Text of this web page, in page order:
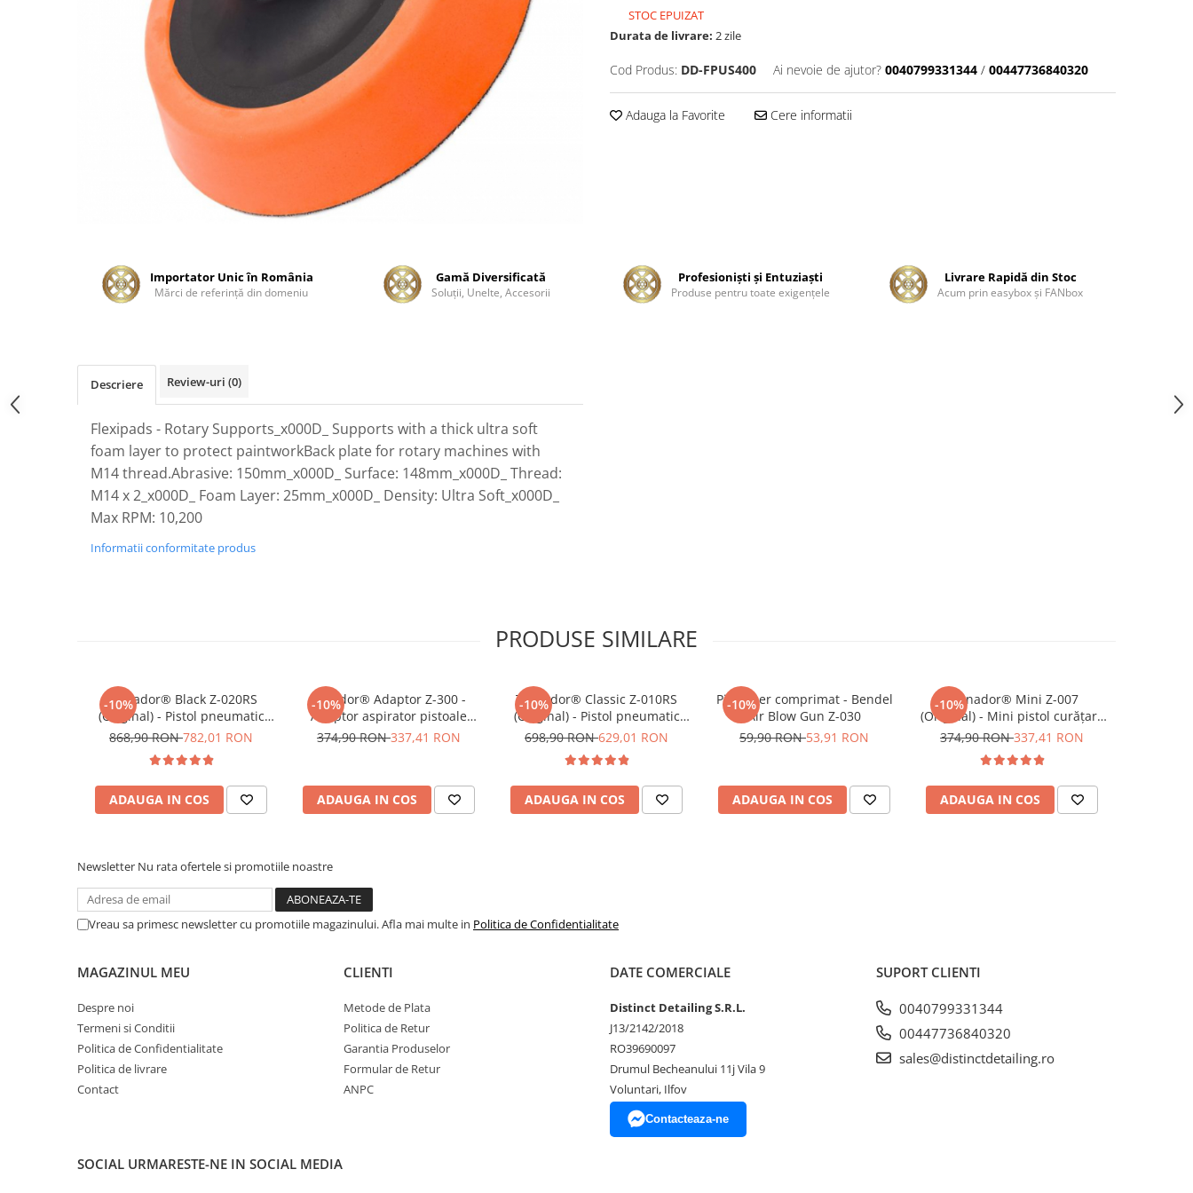
Paste Polish Gama Marină
Sealant şi Quick Detailer
Textile
Plastice
Tratamente şi Întreţinere
Prosoape Uscare
Lavete Microfibră
Aplicatoare Microfibră
Accesorii Detailing Auto
Pulverizatoare
Pensule şi Perii
Kit-uri Detailing
Seria PRO (5L & 25L)
Jante şi Anvelope
Compartiment Motor
Paint Protection Film (PPF)
Oferte Speciale
Detailing Outlet
Distinct Lifestyle
STOC EPUIZAT
Durata de livrare: 2 zile
Cod Produs: DD-FPUS400 Ai nevoie de ajutor? 0040799331344 / 00447736840320
Adauga la Favorite Cere informatii
Importator Unic în România
Mărci de referinţă din domeniu
Gamă Diversificată
Soluţii, Unelte, Accesorii
Profesionişti şi Entuziaşti
Produse pentru toate exigenţele
Livrare Rapidă din Stoc
Acum prin easybox şi FANbox
Descriere Review-uri (0)
Flexipads - Rotary Supports_x000D_ Supports with a thick ultra soft
foam layer to protect paintworkBack plate for rotary machines with
M14 thread.Abrasive: 150mm_x000D_ Surface: 148mm_x000D_ Thread:
M14 x 2_x000D_ Foam Layer: 25mm_x000D_ Density: Ultra Soft_x000D_
Max RPM: 10,200
Informatii conformitate produs
PRODUSE SIMILARE
-10%
Tornador® Black Z-020RS
(Original) - Pistol pneumatic
pentru curățare
868,90 RON782,01 RON
ADAUGA IN COS
-10%
Rotador® Adaptor Z-300 -
Adaptor aspirator pistoale
pneumatice seria RS
374,90 RON337,41 RON
ADAUGA IN COS
-10%
Tornador® Classic Z-010RS
(Original) - Pistol pneumatic
pentru curățare
698,90 RON629,01 RON
ADAUGA IN COS
-10%
Pistol aer comprimat - Bendel
Air Blow Gun Z-030
59,90 RON53,91 RON
ADAUGA IN COS
-10%
Tornador® Mini Z-007
(Original) - Mini pistol curățare
cu aer comprimat
374,90 RON337,41 RON
ADAUGA IN COS
Newsletter Nu rata ofertele si promotiile noastre
Vreau sa primesc newsletter cu promotiile magazinului. Afla mai multe in Politica de Confidentialitate
MAGAZINUL MEU
Despre noi
Termeni si Conditii
Politica de Confidentialitate
Politica de livrare
Contact
CLIENTI
Metode de Plata
Politica de Retur
Garantia Produselor
Formular de Retur
ANPC
DATE COMERCIALE
Distinct Detailing S.R.L.
J13/2142/2018
RO39690097
Drumul Becheanului 11j Vila 9
Voluntari, Ilfov
Contacteaza-ne
SUPORT CLIENTI
0040799331344
00447736840320
sales@distinctdetailing.ro
SOCIAL URMARESTE-NE IN SOCIAL MEDIA